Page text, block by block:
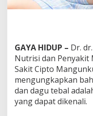
GAYA HIDUP – Dr.
Nutrisi dan Penyakit
Sakit Cipto
mengungkapkan
dan dagu tebal
yang dapat dikenali.